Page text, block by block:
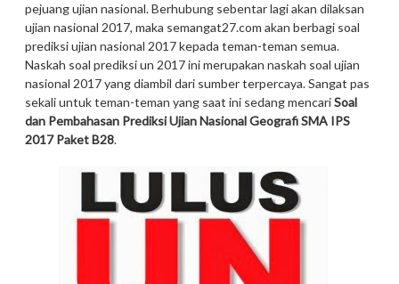
pejuang ujian nasional. Berhubung sebentar lagi akan dilaksan
ujian nasional 2017, maka semangat27.com akan berbagi soal
prediksi ujian nasional 2017 kepada teman-teman semua.
Naskah soal prediksi un 2017 ini merupakan naskah soal ujian
nasional 2017 yang diambil dari sumber terpercaya. Sangat pas
sekali untuk teman-teman yang saat ini sedang mencariSoal
dan Pembahasan Prediksi Ujian Nasional Geografi SMA IPS
2017 Paket B28.